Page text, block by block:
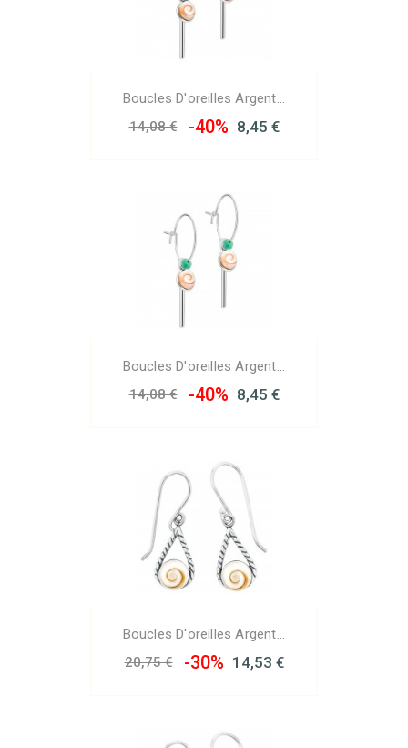
Boucles D'oreilles Argent...
14,08 €
-40% 8,45 €
Boucles D'oreilles Argent...
14,08 €
-40% 8,45 €
Boucles D'oreilles Argent...
20,75 €
-30% 14,53 €